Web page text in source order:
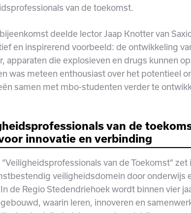
van de toekomst.
deelde lector Jaap Knotter van
en inspirerend voorbeeld: de ontwikkeling
apparaten die explosieven en drugs kunnen
was meteen enthousiast over het potentieel
samen met mbo-studenten verder te
van de
innovatie en verbinding
van de Toekomst” zet
veiligheidsdomein door onderwijs
de Regio Stedendriehoek wordt binnen vier
waarin leren, innoveren en